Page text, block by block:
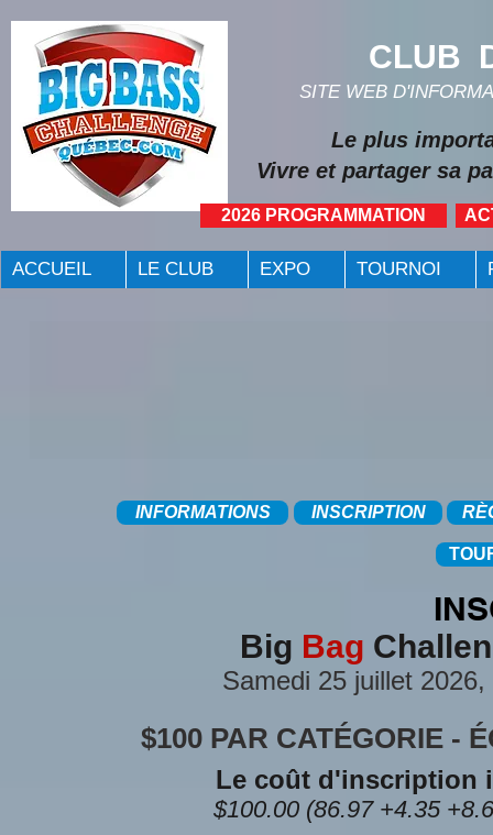
CLUB
SITE WEB
Vivre et partager sa
2026 PROGRAMMATION
Le plus
ACCUEIL LE CLUB EXPO TOURNOI
INFORMATIONS INSCRIPTION
Big Bag
Samedi 25 juillet
$100 PAR CATÉGORIE -
Le coût d'inscription
$100.00 (86.97 +4.35